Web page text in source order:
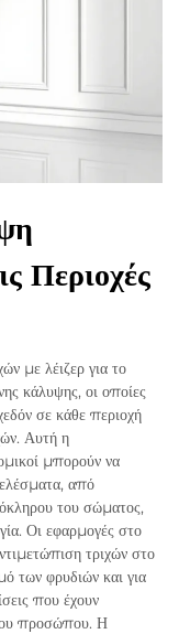
Περιοχές
με λέιζερ για το
κάλυψης, οι οποίες
σε κάθε περιοχή
Αυτή η
μπορούν να
από
του σώματος,
Οι εφαρμογές στο
τριχών στο
των φρυδιών και για
που έχουν
του προσώπου. Η